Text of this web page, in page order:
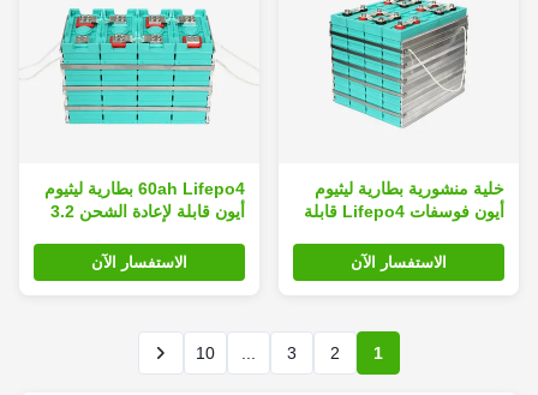
خلية منشورية بطارية ليثيوم
أيون فوسفات Lifepo4 قابلة
الاستفسار الآن
60ah Lifepo4 بطارية ليثيوم
أيون قابلة لإعادة الشحن 3.2
الاستفسار الآن
1
2
3
10